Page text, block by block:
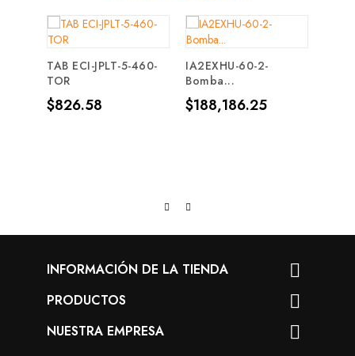
TAB ECI-JPLT-5-460-
TOR
Precio
$826.58
IA2EXHU-60-2-
Bomba...
Precio
$188,186.25
INFORMACIÓN DE LA TIENDA 
PRODUCTOS 
NUESTRA EMPRESA 